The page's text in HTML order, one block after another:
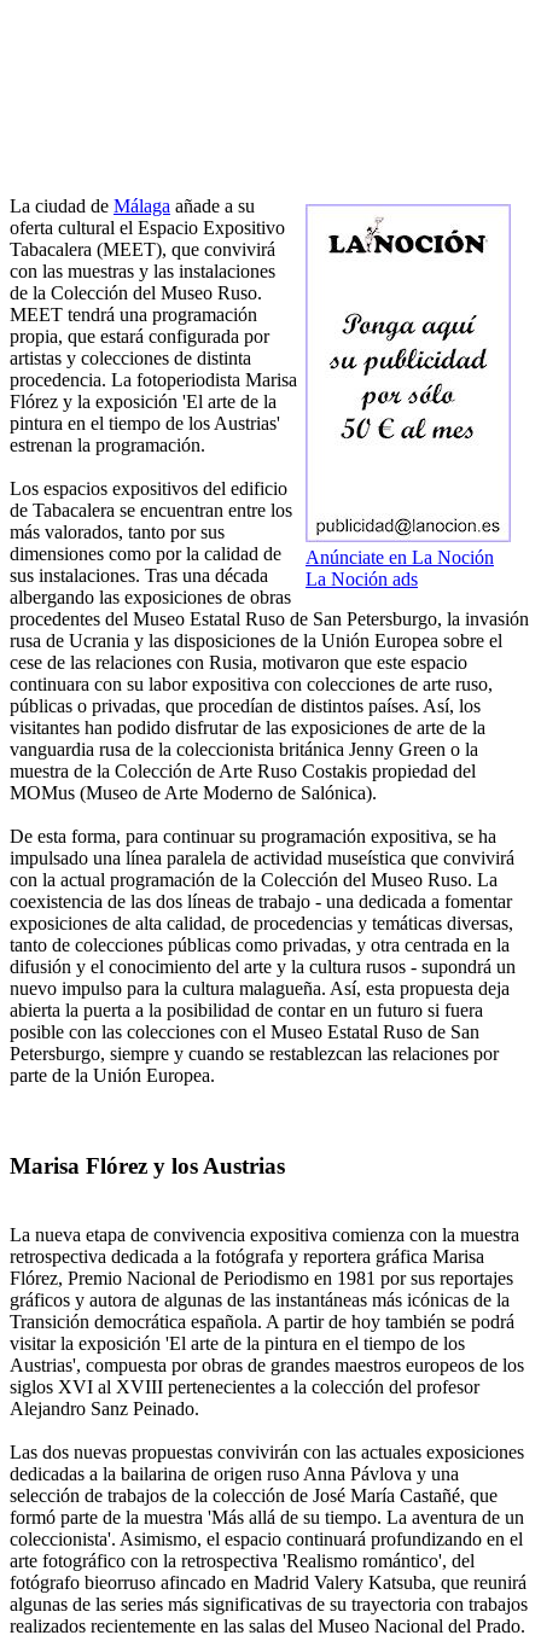
Anúnciate en La Noción
La Noción ads
La ciudad de Málaga añade a su
oferta cultural el Espacio Expositivo
Tabacalera (MEET), que convivirá
con las muestras y las instalaciones
de la Colección del Museo Ruso.
MEET tendrá una programación
propia, que estará configurada por
artistas y colecciones de distinta
procedencia. La fotoperiodista Marisa
Flórez y la exposición 'El arte de la
pintura en el tiempo de los Austrias'
estrenan la programación.
Los espacios expositivos del edificio
de Tabacalera se encuentran entre los
más valorados, tanto por sus
dimensiones como por la calidad de
sus instalaciones. Tras una década
albergando las exposiciones de obras
procedentes del Museo Estatal Ruso de San Petersburgo, la invasión
rusa de Ucrania y las disposiciones de la Unión Europea sobre el
cese de las relaciones con Rusia, motivaron que este espacio
continuara con su labor expositiva con colecciones de arte ruso,
públicas o privadas, que procedían de distintos países. Así, los
visitantes han podido disfrutar de las exposiciones de arte de la
vanguardia rusa de la coleccionista británica Jenny Green o la
muestra de la Colección de Arte Ruso Costakis propiedad del
MOMus (Museo de Arte Moderno de Salónica).
De esta forma, para continuar su programación expositiva, se ha
impulsado una línea paralela de actividad museística que convivirá
con la actual programación de la Colección del Museo Ruso. La
coexistencia de las dos líneas de trabajo - una dedicada a fomentar
exposiciones de alta calidad, de procedencias y temáticas diversas,
tanto de colecciones públicas como privadas, y otra centrada en la
difusión y el conocimiento del arte y la cultura rusos - supondrá un
nuevo impulso para la cultura malagueña. Así, esta propuesta deja
abierta la puerta a la posibilidad de contar en un futuro si fuera
posible con las colecciones con el Museo Estatal Ruso de San
Petersburgo, siempre y cuando se restablezcan las relaciones por
parte de la Unión Europea.
Marisa Flórez y los Austrias
La nueva etapa de convivencia expositiva comienza con la muestra
retrospectiva dedicada a la fotógrafa y reportera gráfica Marisa
Flórez, Premio Nacional de Periodismo en 1981 por sus reportajes
gráficos y autora de algunas de las instantáneas más icónicas de la
Transición democrática española. A partir de hoy también se podrá
visitar la exposición 'El arte de la pintura en el tiempo de los
Austrias', compuesta por obras de grandes maestros europeos de los
siglos XVI al XVIII pertenecientes a la colección del profesor
Alejandro Sanz Peinado.
Las dos nuevas propuestas convivirán con las actuales exposiciones
dedicadas a la bailarina de origen ruso Anna Pávlova y una
selección de trabajos de la colección de José María Castañé, que
formó parte de la muestra 'Más allá de su tiempo. La aventura de un
coleccionista'. Asimismo, el espacio continuará profundizando en el
arte fotográfico con la retrospectiva 'Realismo romántico', del
fotógrafo bieorruso afincado en Madrid Valery Katsuba, que reunirá
algunas de las series más significativas de su trayectoria con trabajos
realizados recientemente en las salas del Museo Nacional del Prado.